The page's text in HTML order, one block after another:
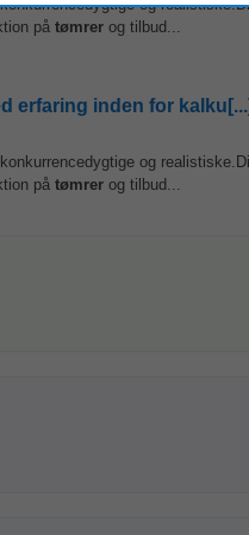
og
på tømrer og tilbud...
erfaring inden for
og
på tømrer og tilbud...